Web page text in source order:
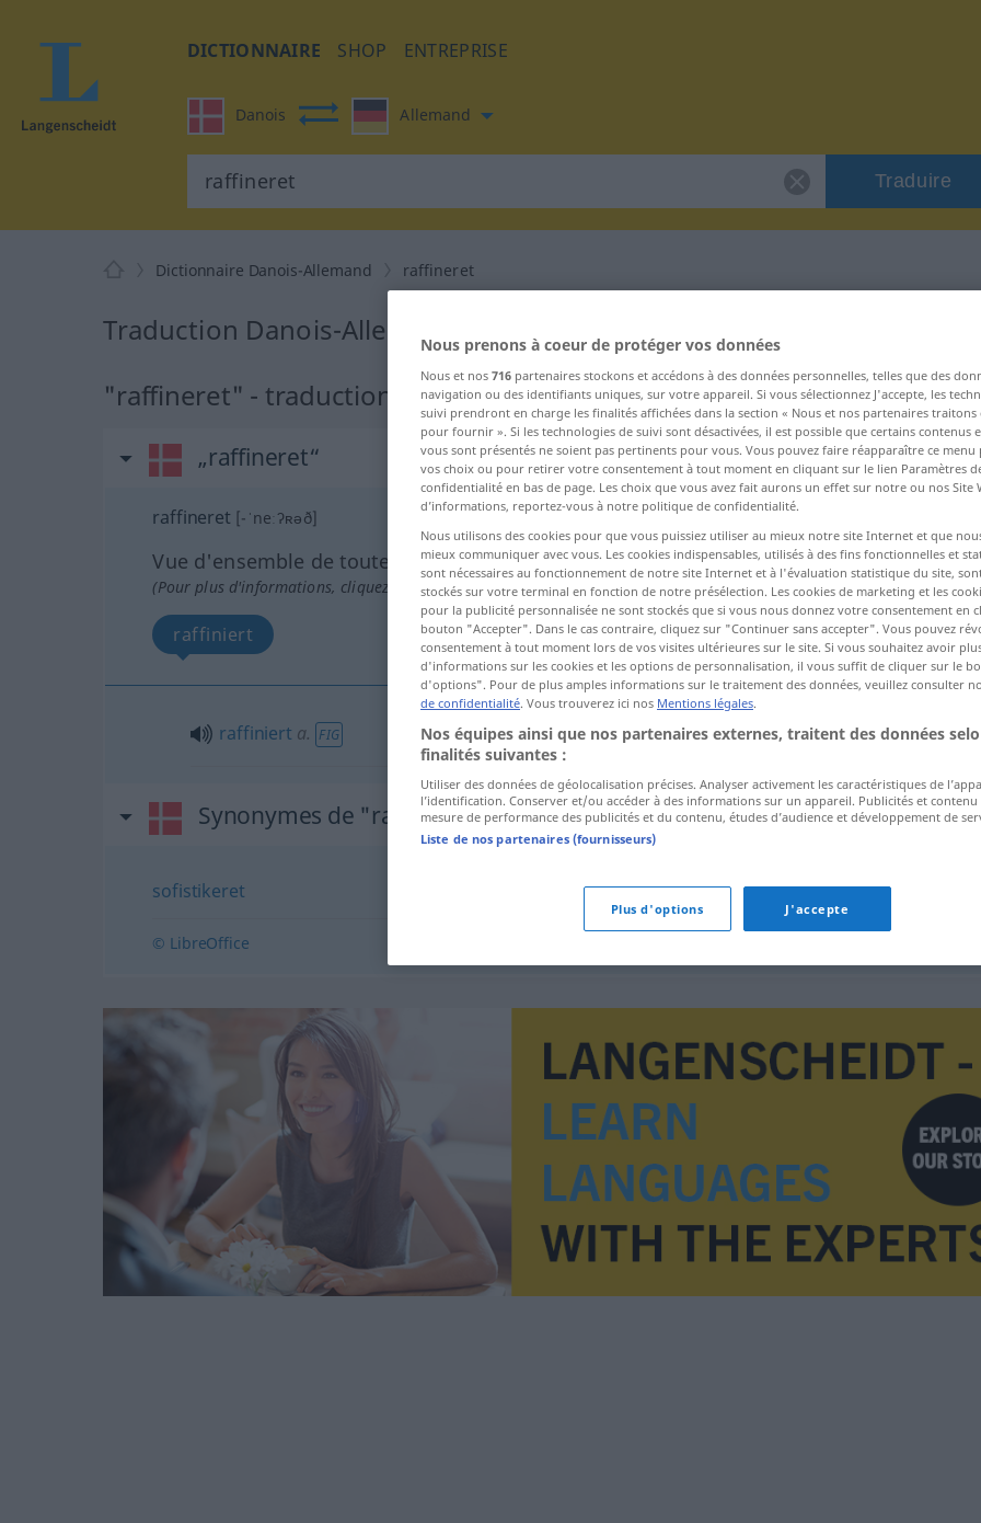
DICTIONNAIRE SHOP ENTREPRISE
Danois Allemand
Traduire
Dictionnaire Danois-Allemand raffineret
Traduction Danois-Allemand de "raffineret"
"raffineret" - traduction Allemand
„raffineret“
raffineret [-ˈneːʔʀəð]
Vue d'ensemble de toutes les traductions
(Pour plus d'informations, cliquez sur/touchez la traduction)
raffiniert
raffiniert a. FIG raffineret
Synonymes de "raffineret"
sofistikeret
© LibreOffice
Nous prenons à coeur de protéger vos données
Nous et nos 716 partenaires stockons et accédons à des données personnelles, telles que des
navigation ou des identifiants uniques, sur votre appareil. Si vous sélectionnez J'accepte, les
suivi prendront en charge les finalités affichées dans la section « Nous et nos partenaires traitons
pour fournir ». Si les technologies de suivi sont désactivées, il est possible que certains contenus
vous sont présentés ne soient pas pertinents pour vous. Vous pouvez faire réapparaître ce
vos choix ou pour retirer votre consentement à tout moment en cliquant sur le lien Paramètres
confidentialité en bas de page. Les choix que vous avez fait aurons un effet sur notre ou nos Site
d’informations, reportez-vous à notre politique de confidentialité.
Nous utilisons des cookies pour que vous puissiez utiliser au mieux notre site Internet et que
mieux communiquer avec vous. Les cookies indispensables, utilisés à des fins fonctionnelles et
sont nécessaires au fonctionnement de notre site Internet et à l'évaluation statistique du site,
stockés sur votre terminal en fonction de notre présélection. Les cookies de marketing et les
pour la publicité personnalisée ne sont stockés que si vous nous donnez votre consentement en
bouton "Accepter". Dans le cas contraire, cliquez sur "Continuer sans accepter". Vous pouvez
consentement à tout moment lors de vos visites ultérieures sur le site. Si vous souhaitez avoir
d'informations sur les cookies et les options de personnalisation, il vous suffit de cliquer sur le
d'options". Pour de plus amples informations sur le traitement des données, veuillez consulter
de confidentialité. Vous trouverez ici nos Mentions légales.
Nos équipes ainsi que nos partenaires externes, traitent des données
finalités suivantes :
Utiliser des données de géolocalisation précises. Analyser activement les caractéristiques de
l’identification. Conserver et/ou accéder à des informations sur un appareil. Publicités et contenu
mesure de performance des publicités et du contenu, études d’audience et développement de
Liste de nos partenaires (fournisseurs)
Plus d'options J'accepte